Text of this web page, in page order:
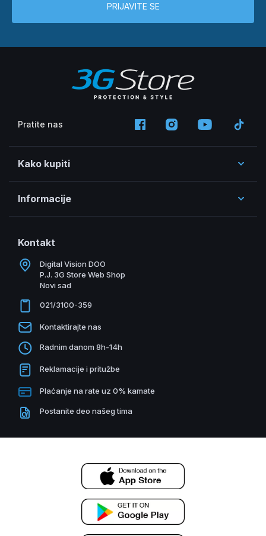
PRIJAVITE SE
Pratite nas
Kako kupiti
Informacije
Kontakt
Digital Vision DOO
P.J. 3G Store Web Shop
Novi sad
021/3100-359
Kontaktirajte nas
Radnim danom 8h-14h
Reklamacije i pritužbe
Plaćanje na rate uz 0% kamate
Postanite deo našeg tima